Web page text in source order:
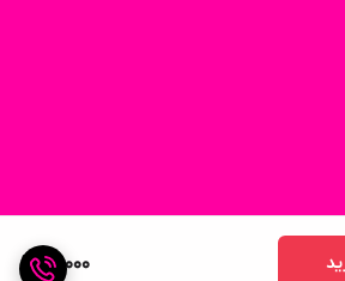
60,000